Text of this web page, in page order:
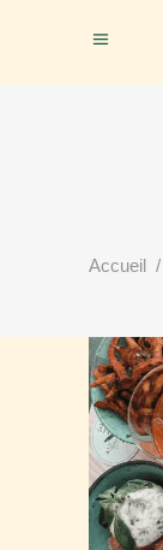
Accueil /